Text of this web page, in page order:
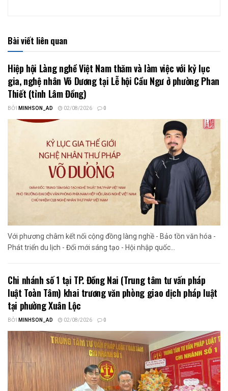
Bài viết liên quan
Hiệp hội Làng nghề Việt Nam thăm và làm việc với kỷ lục
gia, nghệ nhân Võ Dương tại Lễ hội Cầu Ngư ở phường Phan
Thiết (tỉnh Lâm Đồng)
BỞI MINHSON_AD 02/08/2026 0
Với phương châm kết nối cộng đồng làng nghề - Bảo tồn văn hóa -
Phát triển du lịch - Đổi mới sáng tạo - Hội nhập quốc...
Chi nhánh số 1 tại TP. Đồng Nai (Trung tâm tư vấn pháp
luật Toàn Tâm) khai trương văn phòng giao dịch pháp luật
tại phường Xuân Lộc
BỞI MINHSON_AD 02/08/2026 0